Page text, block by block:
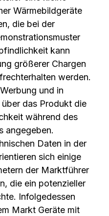
Wärmebildgeräte
die bei der
kann
größerer Chargen
werden.
und in
das Produkt die
während des
angegeben.
Daten in der
sich einige
der Marktführer
die ein potenzieller
Infolgedessen
Markt Geräte mit